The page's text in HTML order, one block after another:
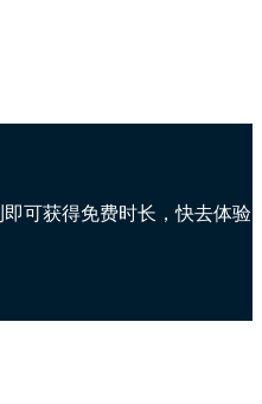
可获得免费时长，快去体验